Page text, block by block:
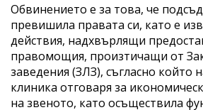
Обвинението е за това, че
превишила правата си, като е
действия, надхвърлящи
правомощия, произтичащи от
заведения (ЗЛЗ), съгласно който
клиника отговаря за
на звеното, като осъществила